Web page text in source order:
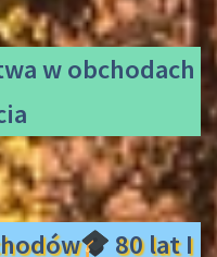
w obchodach
80 lat I